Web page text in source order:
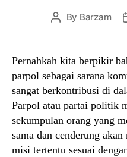
Post
By Barzam
Pernahkah kita berpikir
parpol sebagai sarana
sangat berkontribusi di
Parpol atau partai politik
sekumpulan orang yang
sama dan cenderung
misi tertentu sesuai